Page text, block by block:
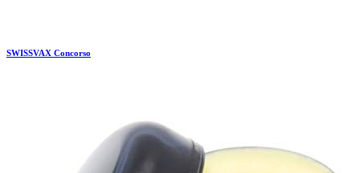
SWISSVAX Concorso